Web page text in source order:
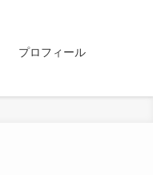
プロフィール